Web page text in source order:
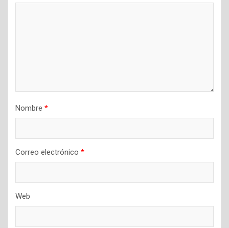
Nombre *
Correo electrónico *
Web